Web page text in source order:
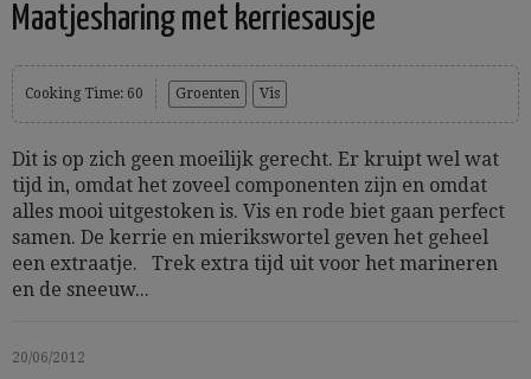
Maatjesharing met kerriesausje
Cooking Time: 60 Groenten Vis
Dit is op zich geen moeilijk gerecht. Er kruipt wel wat
tijd in, omdat het zoveel componenten zijn en omdat
alles mooi uitgestoken is. Vis en rode biet gaan perfect
samen. De kerrie en mierikswortel geven het geheel
een extraatje. Trek extra tijd uit voor het marineren
en de sneeuw...
20/06/2012